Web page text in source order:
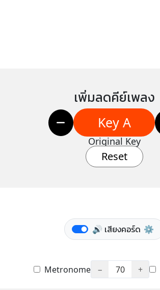
เพิ่มลดคีย์เพลง
Key A
Original Key
Reset
🔊 เสียงคอร์ด ⚙️
Metronome − 70 +